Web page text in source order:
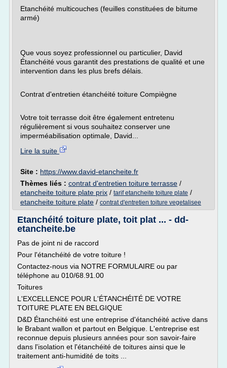
Etanchéité multicouches (feuilles constituées de bitume
armé)
Que vous soyez professionnel ou particulier, David
Étanchéité vous garantit des prestations de qualité et une
intervention dans les plus brefs délais.
Contrat d'entretien étanchéité toiture Compiègne
Votre toit terrasse doit être également entretenu
régulièrement si vous souhaitez conserver une
imperméabilisation optimale, David...
Lire la suite
Site : https://www.david-etancheite.fr
Thèmes liés : contrat d'entretien toiture terrasse /
etancheite toiture plate prix / tarif etancheite toiture plate /
etancheite toiture plate / contrat d'entretien toiture vegetalisee
Etanchéité toiture plate, toit plat ... - dd-
etancheite.be
Pas de joint ni de raccord
Pour l'étanchéité de votre toiture !
Contactez-nous via NOTRE FORMULAIRE ou par
téléphone au 010/68.91.00
Toitures
L'EXCELLENCE POUR L'ÉTANCHÉITÉ DE VOTRE
TOITURE PLATE EN BELGIQUE
D&D Étanchéité est une entreprise d'étanchéité active dans
le Brabant wallon et partout en Belgique. L'entreprise est
reconnue depuis plusieurs années pour son savoir-faire
dans l'isolation et l'étanchéité de toitures ainsi que le
traitement anti-humidité de toits ...